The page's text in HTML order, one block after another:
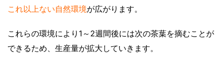
これ以上ない自然環境が広がります。
これらの環境により1～2週間後には次の茶葉を摘むことが
できるため、生産量が拡大していきます。